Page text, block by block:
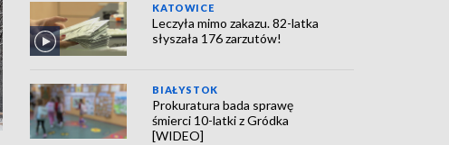
KATOWICE
Leczyła mimo zakazu. 82-latka
słyszała 176 zarzutów!
BIAŁYSTOK
Prokuratura bada sprawę
śmierci 10-latki z Gródka
[WIDEO]